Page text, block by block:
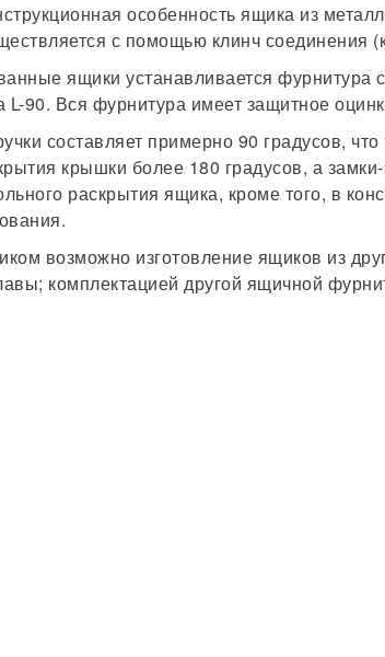
особенность ящика из
с помощью клинч соединения
ящики устанавливается фурнитура
90. Вся фурнитура имеет защитное
составляет примерно 90 градусов,
крышки более 180 градусов, а
раскрытия ящика, кроме того, в
возможно изготовление ящиков из
комплектацией другой ящичной